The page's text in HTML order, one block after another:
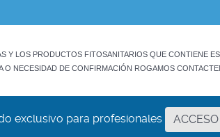
LOS PRODUCTOS FITOSANITARIOS QUE CONTIENE
O NECESIDAD DE CONFIRMACIÓN ROGAMOS
exclusivo para profesionales ACCESO